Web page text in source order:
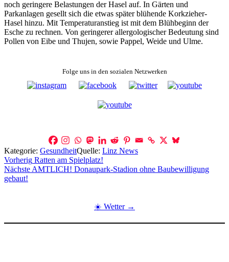
noch geringere Belastungen der Hasel auf. In Gärten und
Parkanlagen gesellt sich die etwas später blühende Korkzieher-
Hasel hinzu. Mit Temperaturanstieg ist mit dem Blühbeginn der
Esche zu rechnen. Von geringerer allergologischer Bedeutung sind
Pollen von Eibe und Thujen, sowie Pappel, Weide und Ulme.
Folge uns in den sozialen Netzwerken
Kategorie: GesundheitQuelle: Linz News
Beitragsnavigation
Vorherig Ratten am Spielplatz!
Nächste AMTLICH! Donaupark-Stadion ohne Baubewilligung
gebaut!
☀️ Wetter →